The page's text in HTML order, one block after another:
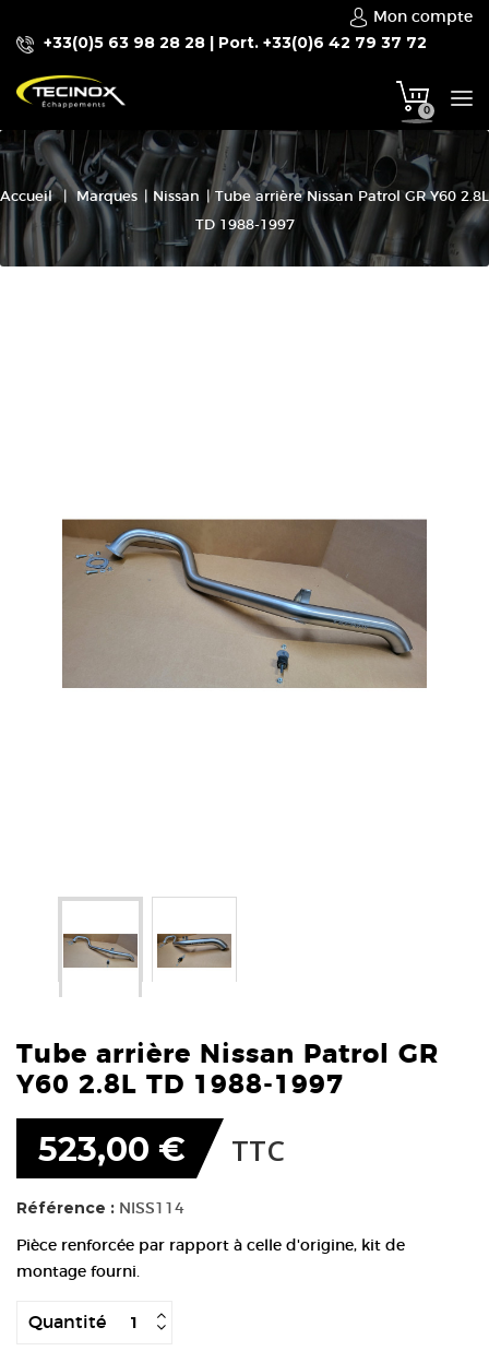
Mon compte
+33(0)5 63 98 28 28 | Port. +33(0)6 42 79 37 72
0
Accueil Marques Nissan | Tube arrière Nissan Patrol GR Y60 2.8L
TD 1988-1997
Tube arrière Nissan Patrol GR
Y60 2.8L TD 1988-1997
523,00 € TTC
Référence : NISS114
Pièce renforcée par rapport à celle d'origine, kit de
montage fourni.
Quantité